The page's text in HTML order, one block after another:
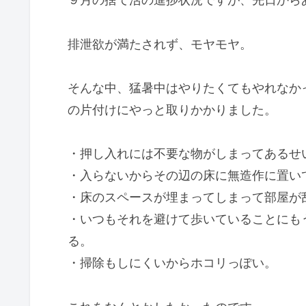
排泄欲が満たされず、モヤモヤ。
そんな中、猛暑中はやりたくてもやれな
の片付けにやっと取りかかりました。
・押し入れには不要な物がしまってある
・入らないからその辺の床に無造作に置い
・床のスペースが埋まってしまって部屋
・いつもそれを避けて歩いていることに
る。
・掃除もしにくいからホコリっぽい。